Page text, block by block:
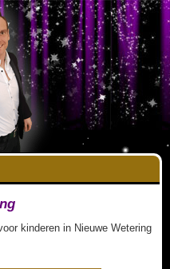
kinderen in Nieuwe Wetering